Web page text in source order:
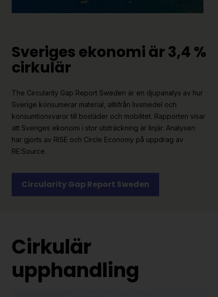
Sveriges ekonomi är 3,4 %
cirkulär
The Circularity Gap Report Sweden är en djupanalys av hur
Sverige konsumerar material, alltifrån livsmedel och
konsumtionsvaror till bostäder och mobilitet. Rapporten visar
att Sveriges ekonomi i stor utsträckning är linjär. Analysen
har gjorts av RISE och Circle Economy på uppdrag av
RE:Source.
Circularity Gap Report Sweden
Cirkulär
upphandling